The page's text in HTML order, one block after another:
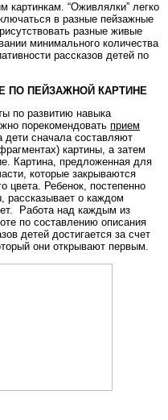
картинкам. “Оживлялки” легко
в разные пейзажные
разные живые
минимального количества
рассказов детей по
ПО ПЕЙЗАЖНОЙ КАРТИНЕ
по развитию навыка
порекомендовать прием
дети сначала составляют
картины, а затем
Картина, предложенная для
которые закрываются
цвета. Ребенок, постепенно
рассказывает о каждом
Работа над каждым из
по составлению описания
детей достигается за счет
они открывают первым.